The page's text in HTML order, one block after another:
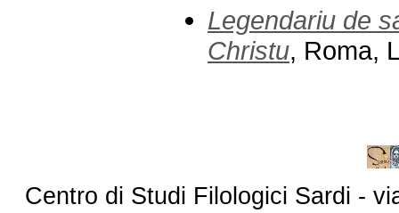
Legendariu de
Christu, Roma,
Centro di Studi Filologici Sardi -